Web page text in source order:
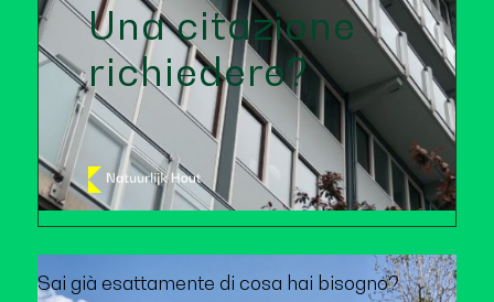
Una citazione
richiedere?
Sai già esattamente di cosa hai bisogno?